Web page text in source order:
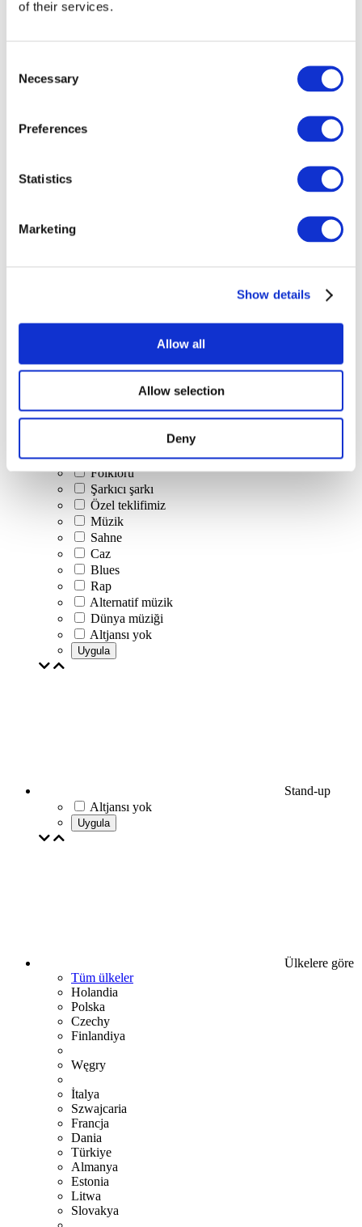
of their services.
Selection
Necessary
Preferences
Statistics
Marketing
Show details
Allow all
Allow selection
Deny
Konserler
Klasik müzik
Pop müzik
Rock müzik
İsrail müziği
Folklorü
Şarkıcı şarkı
Özel teklifimiz
Müzik
Sahne
Caz
Blues
Rap
Alternatif müzik
Dünya müziği
Altjansı yok
Uygula
Stand-up
Altjansı yok
Uygula
Ülkelere göre
Tüm ülkeler
Holandia
Polska
Czechy
Finlandiya
Węgry
İtalya
Szwajcaria
Francja
Dania
Türkiye
Almanya
Estonia
Litwa
Slovakya